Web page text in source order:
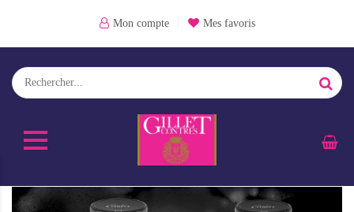
Mon compte Mes favoris